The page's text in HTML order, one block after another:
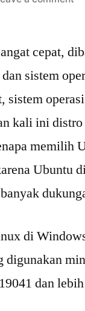
cepat,
sistem
sistem
kali ini
memilih
Ubuntu
di
digunakan
dan